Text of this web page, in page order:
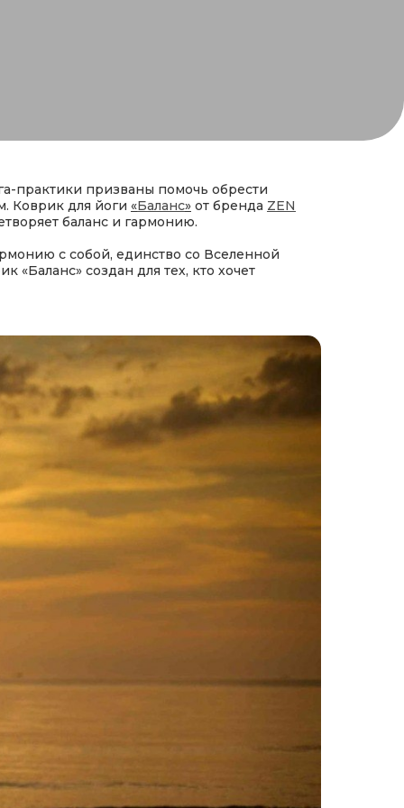
практики призваны помочь обрести
Коврик для йоги «Баланс» от бренда ZEN
баланс и гармонию.
с собой, единство со Вселенной
создан для тех, кто хочет